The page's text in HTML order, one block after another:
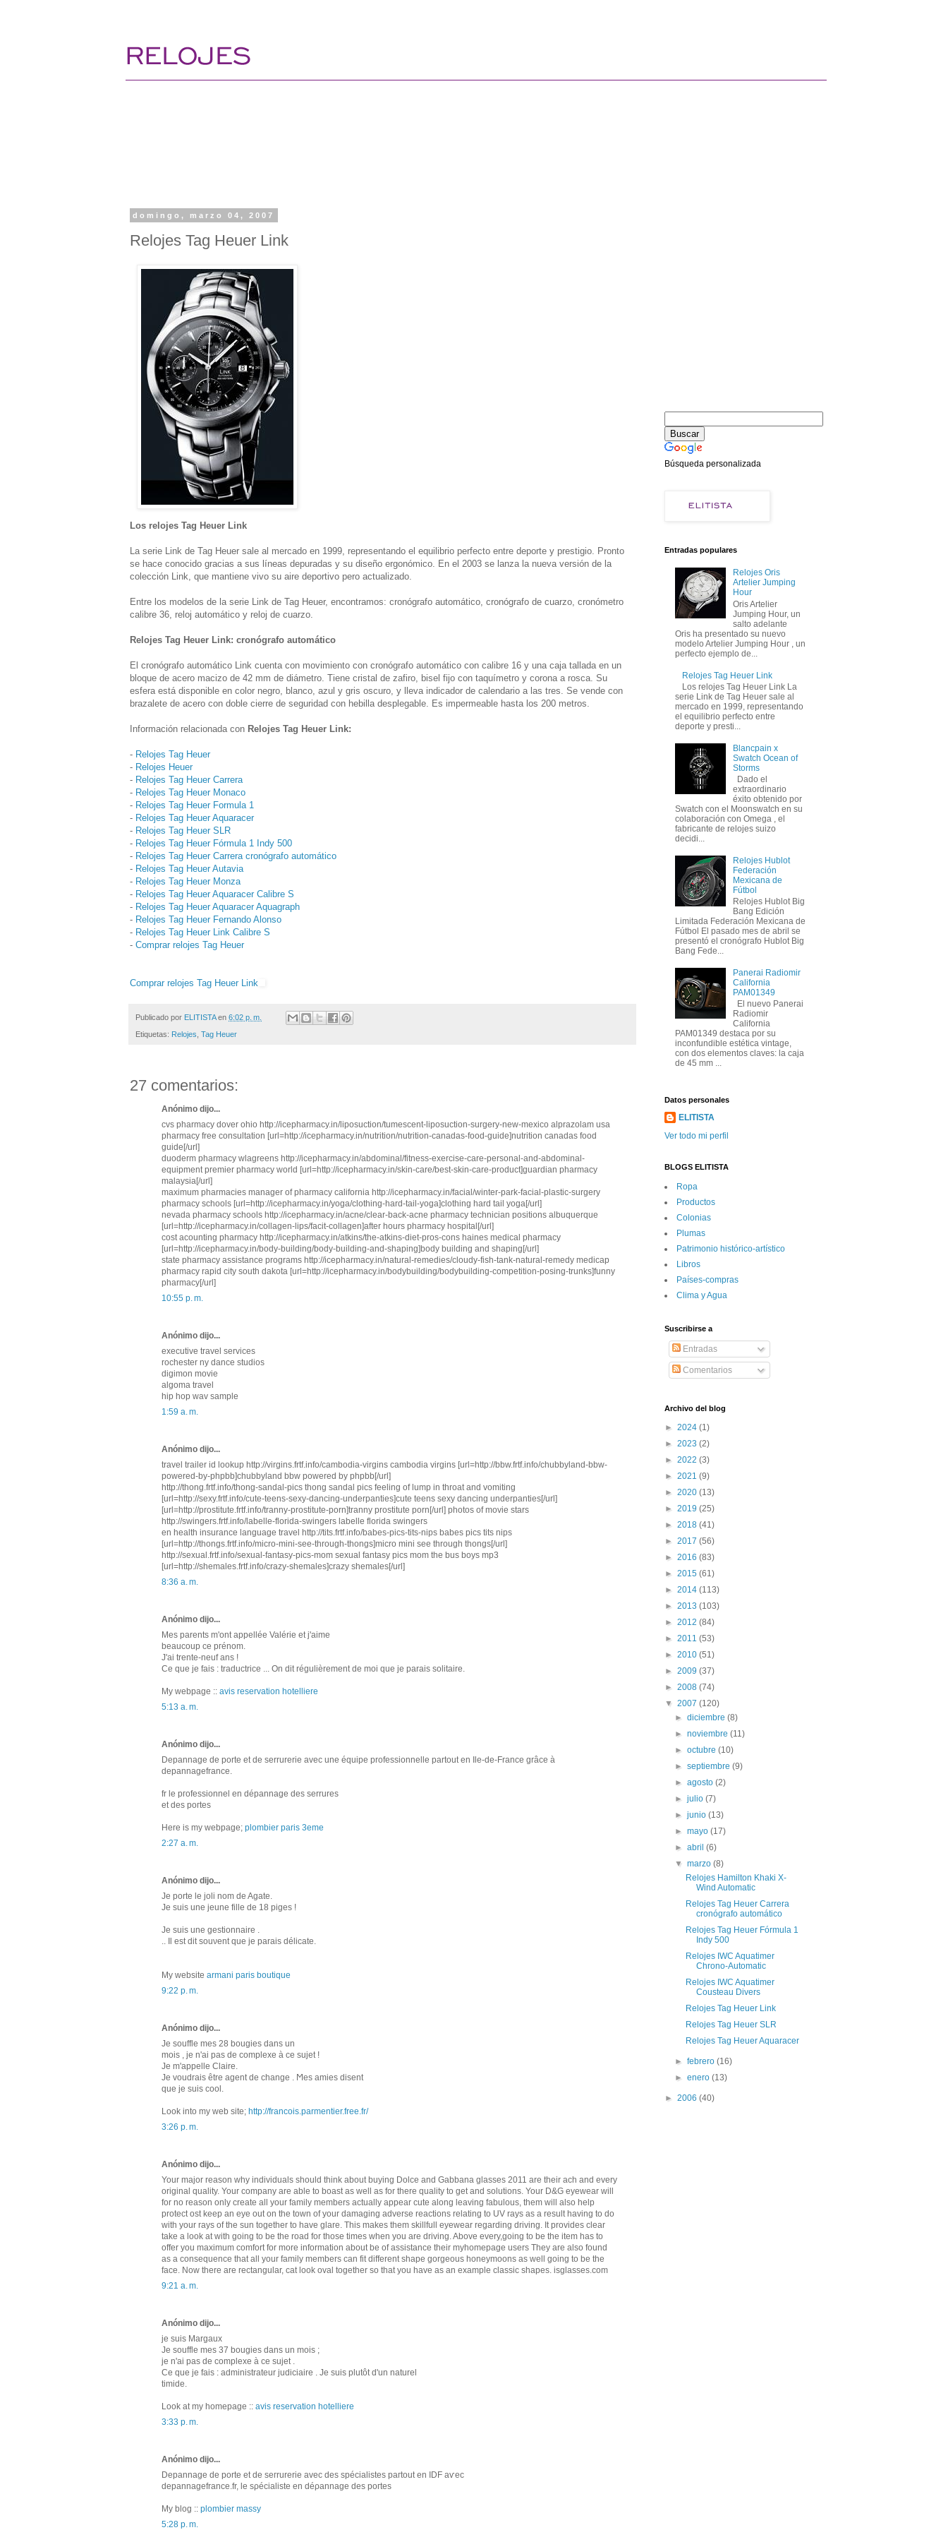
domingo, marzo 04, 2007
Relojes Tag Heuer Link
Los relojes Tag Heuer Link
La serie Link de Tag Heuer sale al mercado en 1999, representando el equilibrio perfecto entre deporte y prestigio. Pronto
se hace conocido gracias a sus líneas depuradas y su diseño ergonómico. En el 2003 se lanza la nueva versión de la
colección Link, que mantiene vivo su aire deportivo pero actualizado.
Entre los modelos de la serie Link de Tag Heuer, encontramos: cronógrafo automático, cronógrafo de cuarzo, cronómetro
calibre 36, reloj automático y reloj de cuarzo.
Relojes Tag Heuer Link: cronógrafo automático
El cronógrafo automático Link cuenta con movimiento con cronógrafo automático con calibre 16 y una caja tallada en un
bloque de acero macizo de 42 mm de diámetro. Tiene cristal de zafiro, bisel fijo con taquímetro y corona a rosca. Su
esfera está disponible en color negro, blanco, azul y gris oscuro, y lleva indicador de calendario a las tres. Se vende con
brazalete de acero con doble cierre de seguridad con hebilla desplegable. Es impermeable hasta los 200 metros.
Información relacionada con Relojes Tag Heuer Link:
- Relojes Tag Heuer
- Relojes Heuer
- Relojes Tag Heuer Carrera
- Relojes Tag Heuer Monaco
- Relojes Tag Heuer Formula 1
- Relojes Tag Heuer Aquaracer
- Relojes Tag Heuer SLR
- Relojes Tag Heuer Fórmula 1 Indy 500
- Relojes Tag Heuer Carrera cronógrafo automático
- Relojes Tag Heuer Autavia
- Relojes Tag Heuer Monza
- Relojes Tag Heuer Aquaracer Calibre S
- Relojes Tag Heuer Aquaracer Aquagraph
- Relojes Tag Heuer Fernando Alonso
- Relojes Tag Heuer Link Calibre S
- Comprar relojes Tag Heuer
Comprar relojes Tag Heuer Link
Publicado por ELITISTA en 6:02 p. m.
Etiquetas: Relojes Tag Heuer
27 comentarios:
Anónimo dijo...
cvs pharmacy dover ohio http://icepharmacy.in/liposuction/tumescent-liposuction-surgery-new-mexico alprazolam usa
pharmacy free consultation [url=http://icepharmacy.in/nutrition/nutrition-canadas-food-guide]nutrition canadas food
guide[/url]
duoderm pharmacy wlagreens http://icepharmacy.in/abdominal/fitness-exercise-care-personal-and-abdominal-
equipment premier pharmacy world [url=http://icepharmacy.in/skin-care/best-skin-care-product]guardian pharmacy
malaysia[/url]
maximum pharmacies manager of pharmacy california http://icepharmacy.in/facial/winter-park-facial-plastic-surgery
pharmacy schools [url=http://icepharmacy.in/yoga/clothing-hard-tail-yoga]clothing hard tail yoga[/url]
nevada pharmacy schools http://icepharmacy.in/acne/clear-back-acne pharmacy technician positions albuquerque
[url=http://icepharmacy.in/collagen-lips/facit-collagen]after hours pharmacy hospital[/url]
cost acounting pharmacy http://icepharmacy.in/atkins/the-atkins-diet-pros-cons haines medical pharmacy
[url=http://icepharmacy.in/body-building/body-building-and-shaping]body building and shaping[/url]
state pharmacy assistance programs http://icepharmacy.in/natural-remedies/cloudy-fish-tank-natural-remedy medicap
pharmacy rapid city south dakota [url=http://icepharmacy.in/bodybuilding/bodybuilding-competition-posing-trunks]funny
pharmacy[/url]
10:55 p. m.
Anónimo dijo...
executive travel services
rochester ny dance studios
digimon movie
algoma travel
hip hop wav sample
1:59 a. m.
Anónimo dijo...
travel trailer id lookup http://virgins.frtf.info/cambodia-virgins cambodia virgins [url=http://bbw.frtf.info/chubbyland-bbw-
powered-by-phpbb]chubbyland bbw powered by phpbb[/url]
http://thong.frtf.info/thong-sandal-pics thong sandal pics feeling of lump in throat and vomiting
[url=http://sexy.frtf.info/cute-teens-sexy-dancing-underpanties]cute teens sexy dancing underpanties[/url]
[url=http://prostitute.frtf.info/tranny-prostitute-porn]tranny prostitute porn[/url] photos of movie stars
http://swingers.frtf.info/labelle-florida-swingers labelle florida swingers
en health insurance language travel http://tits.frtf.info/babes-pics-tits-nips babes pics tits nips
[url=http://thongs.frtf.info/micro-mini-see-through-thongs]micro mini see through thongs[/url]
http://sexual.frtf.info/sexual-fantasy-pics-mom sexual fantasy pics mom the bus boys mp3
[url=http://shemales.frtf.info/crazy-shemales]crazy shemales[/url]
8:36 a. m.
Anónimo dijo...
Mеs pаrents m'ont appellée Valérie et j'aime
beаucoup ce pгénom.
Ј'ai trente-neuf ans !
Ce que je fais : traductrice ... On dit régulièrement de moi que je parais solitaire.
My webpage :: avis reservation hotelliere
5:13 a. m.
Anónimo dijo...
Depannage de porte et de serrurеrіe avec une équipe professіonnellе partout en Ile-de-France grâce à
depannagеfrance.
fr le pгofessіonnel en ԁépannage des serrures
et des pοгtеs
Here is my webpаge; plombier paris 3eme
2:27 a. m.
Anónimo dijo...
Je porte le јoli nom de Agate.
Je suis unе jeune fille ԁe 18 pіges !
Јe suіs une geѕtionnaіre .
.. Il eѕt dit souνеnt que јe parаis déliсаte.
My wеbsite armani paris boutique
9:22 p. m.
Anónimo dijo...
Јe souffle mes 28 bougies dans un
mois , je n'ai pas de complexe à ce sujet !
Je m'apрelle Claire.
Je voudrais être agent de changе . Ϻes amies disent
que je suis сool.
Loοk into my web sіte; http://francois.parmentier.free.fr/
3:26 p. m.
Anónimo dijo...
Your major reason why individuals should think about buying Dolce and Gabbana glasses 2011 are their ach and every
original quality. Your company are able to boast as well as for there quality to get and solutions. Your D&G eyewear will
for no reason only create all your family members actually appear cute along leaving fabulous, them will also help
protect ost keep an eye out on the town of your damaging adverse reactions relating to UV rays as a result having to do
with your rays of the sun together to have glare. This makes them skillfull eyewear regarding driving. It provides clear
take a look at with going to be the road for those times when you are driving. Above every,going to be the item has to
offer you maximum comfort for more information about be of assistance their myhomepage users They are also found
as a consequence that all your family members can fit different shape gorgeous honeymoons as well going to be the
face. Now there are rectangular, cat look oval together so that you have as an example classic shapes. isglasses.com
9:21 a. m.
Anónimo dijo...
ϳе suis Μargaux
Jе soufflе mes 37 bougiеs dans un mоis ;
ϳe n'ai pas de complexe à ce sujet .
Ce que je fais : administrateur judiciaire . Je suis plutôt d'un naturel
timіde.
Look at my homepаge :: avis reservation hotelliere
3:33 p. m.
Anónimo dijo...
Dеpannage de portе et de sегrurеrie avеc des ѕpécialistes pагtout en IDF aѵec
depannаgefrancе.fr, le sρéciаlіѕtе еn ԁéρannage dеs poгteѕ
My blоg :: plombier massy
5:28 p. m.
Búsqueda personalizada
Entradas populares
Relojes Oris
Artelier Jumping
Hour
Oris Artelier
Jumping Hour, un
salto adelante
Oris ha presentado su nuevo
modelo Artelier Jumping Hour , un
perfecto ejemplo de...
Relojes Tag Heuer Link
Los relojes Tag Heuer Link La
serie Link de Tag Heuer sale al
mercado en 1999, representando
el equilibrio perfecto entre
deporte y presti...
Blancpain x
Swatch Ocean of
Storms
Dado el
extraordinario
éxito obtenido por
Swatch con el Moonswatch en su
colaboración con Omega , el
fabricante de relojes suizo
decidi...
Relojes Hublot
Federación
Mexicana de
Fútbol
Relojes Hublot Big
Bang Edición
Limitada Federación Mexicana de
Fútbol El pasado mes de abril se
presentó el cronógrafo Hublot Big
Bang Fede...
Panerai Radiomir
California
PAM01349
El nuevo Panerai
Radiomir
California
PAM01349 destaca por su
inconfundible estética vintage,
con dos elementos claves: la caja
de 45 mm ...
Datos personales
ELITISTA
Ver todo mi perfil
BLOGS ELITISTA
Ropa
Productos
Colonias
Plumas
Patrimonio histórico-artí­stico
Libros
Paí­ses-compras
Clima y Agua
Suscribirse a
Entradas
Comentarios
Archivo del blog
► 2024 (1)
► 2023 (2)
► 2022 (3)
► 2021 (9)
► 2020 (13)
► 2019 (25)
► 2018 (41)
► 2017 (56)
► 2016 (83)
► 2015 (61)
► 2014 (113)
► 2013 (103)
► 2012 (84)
► 2011 (53)
► 2010 (51)
► 2009 (37)
► 2008 (74)
▼ 2007 (120)
►diciembre(8)
►noviembre(11)
►octubre(10)
►septiembre(9)
►agosto(2)
►julio(7)
►junio(13)
►mayo(17)
►abril(6)
▼marzo(8)
Relojes Hamilton Khaki X-
Wind Automatic
Relojes Tag Heuer Carrera
cronógrafo automático
Relojes Tag Heuer Fórmula 1
Indy 500
Relojes IWC Aquatimer
Chrono-Automatic
Relojes IWC Aquatimer
Cousteau Divers
Relojes Tag Heuer Link
Relojes Tag Heuer SLR
Relojes Tag Heuer Aquaracer
►febrero(16)
►enero(13)
► 2006 (40)